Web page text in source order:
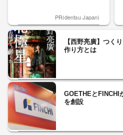
PR(dentsu Japan)
【西野亮廣】つく
作り方とは
GOETHEとFINCHI
を創設